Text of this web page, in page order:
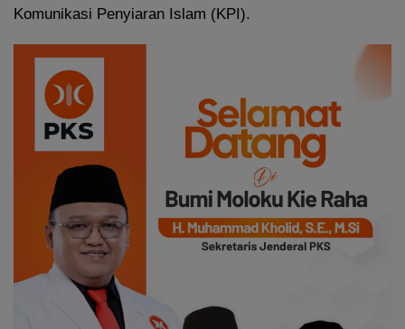
Komunikasi Penyiaran Islam (KPI).